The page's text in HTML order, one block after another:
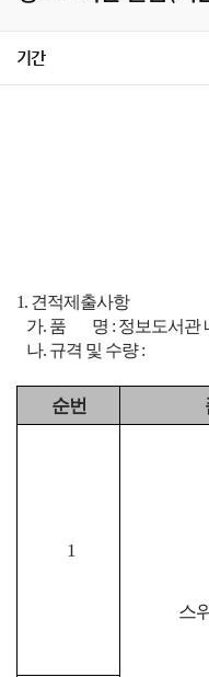
기간
1. 견적제출사항
가. 품 명 : 정보도서관
나. 규격 및 수량 :
순번
1
스